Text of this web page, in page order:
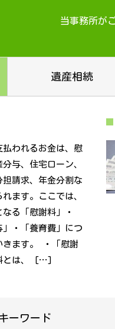
当事務所が
遺産相続
払われるお金は、慰
与、住宅ローン、
担請求、年金分割な
ます。ここでは、
る「慰謝料」・
」・「養育費」につ
きます。 ・「慰謝
とは、 […]
ーワード